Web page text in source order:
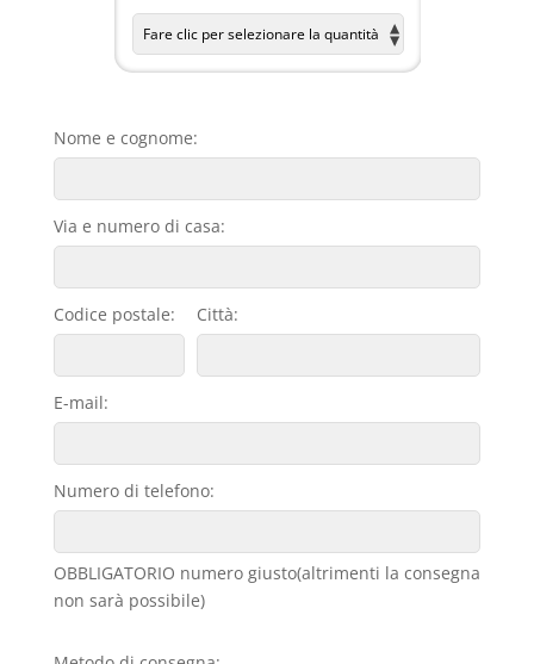
Nome e cognome:
Via e numero di casa:
Codice postale: Città:
E-mail:
Numero di telefono:
OBBLIGATORIO numero giusto(altrimenti la consegna
non sarà possibile)